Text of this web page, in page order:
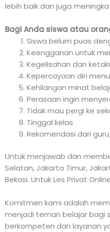
lebih baik dan juga
Bagi Anda siswa atau
Siswa belum puas
Keengganan untuk
Kegelisahan dan
Kepercayaan diri
Kehilangan minat
Perasaan ingin
Tidak mau pergi ke
Tinggal kelas
Rekomendasi dari
Untuk menjawab dan
Selatan, Jakarta Timur,
Bekasi. Untuk Les Privat
Komitmen kami adalah
menjadi teman belajar bagi
berkompeten dan layanan